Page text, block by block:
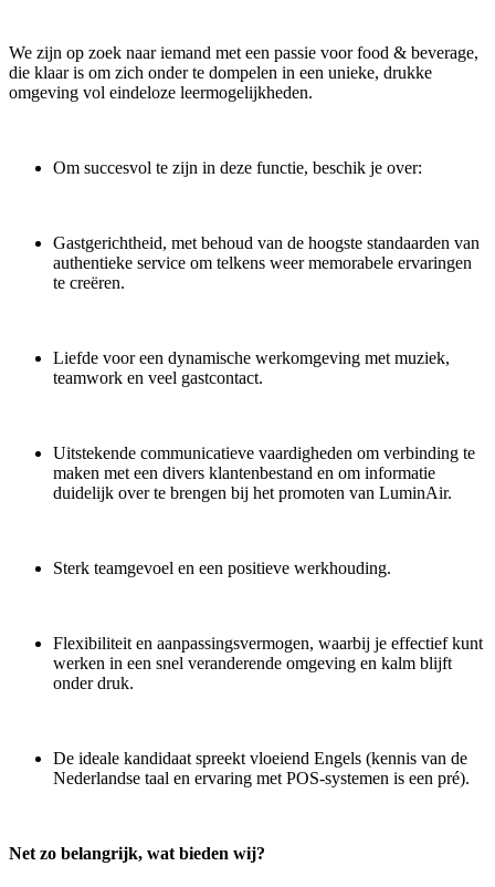
We zijn op zoek naar iemand met een passie voor food & beverage,
die klaar is om zich onder te dompelen in een unieke, drukke
omgeving vol eindeloze leermogelijkheden.
Om succesvol te zijn in deze functie, beschik je over:
Gastgerichtheid, met behoud van de hoogste standaarden van
authentieke service om telkens weer memorabele ervaringen
te creëren.
Liefde voor een dynamische werkomgeving met muziek,
teamwork en veel gastcontact.
Uitstekende communicatieve vaardigheden om verbinding te
maken met een divers klantenbestand en om informatie
duidelijk over te brengen bij het promoten van LuminAir.
Sterk teamgevoel en een positieve werkhouding.
Flexibiliteit en aanpassingsvermogen, waarbij je effectief kunt
werken in een snel veranderende omgeving en kalm blijft
onder druk.
De ideale kandidaat spreekt vloeiend Engels (kennis van de
Nederlandse taal en ervaring met POS-systemen is een pré).
Net zo belangrijk, wat bieden wij?